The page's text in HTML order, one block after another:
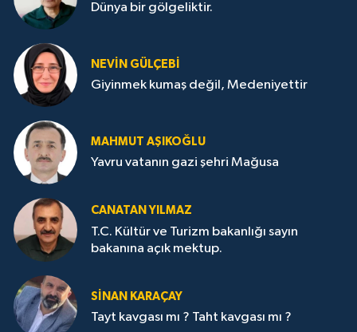
Dünya bir gölgeliktir.
NEVİN GÜLÇEBİ
Giyinmek kumaş değil, Medeniyettir
MAHMUT AŞIKOĞLU
Yavru vatanın gazi şehri Mağusa
CANATAN YILMAZ
T.C. Kültür ve Turizm bakanlığı sayın
bakanına açık mektup.
SİNAN KARAÇAY
Tayt kavgası mı ? Taht kavgası mı ?